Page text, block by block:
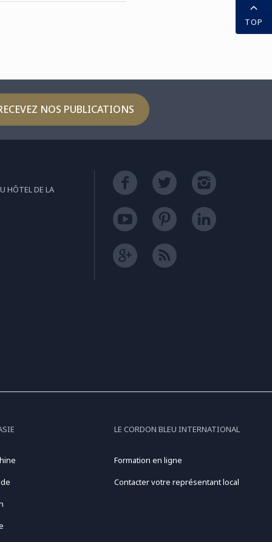
NOS PUBLICATIONS
TOP
HÔTEL DE LA
LE CORDON BLEU INTERNATIONAL
Formation en ligne
Contacter votre représentant local